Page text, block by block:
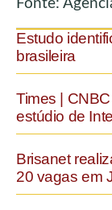
Fonte:
Estudo
brasileira
Times |
estúdio de
Brisanet
20 vagas em